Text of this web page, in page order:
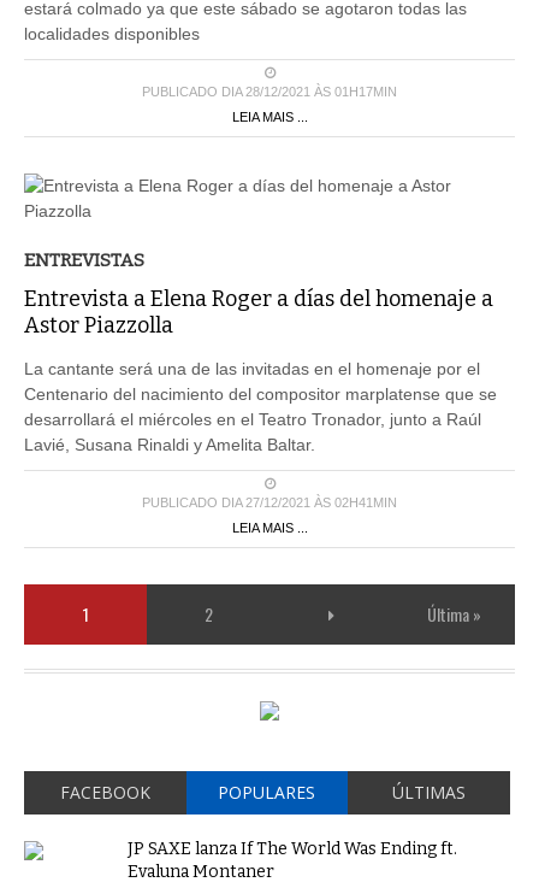
estará colmado ya que este sábado se agotaron todas las
localidades disponibles
PUBLICADO DIA 28/12/2021 ÀS 01H17MIN
LEIA MAIS ...
ENTREVISTAS
Entrevista a Elena Roger a días del homenaje a
Astor Piazzolla
La cantante será una de las invitadas en el homenaje por el
Centenario del nacimiento del compositor marplatense que se
desarrollará el miércoles en el Teatro Tronador, junto a Raúl
Lavié, Susana Rinaldi y Amelita Baltar.
PUBLICADO DIA 27/12/2021 ÀS 02H41MIN
LEIA MAIS ...
1 2 Última »
FACEBOOK POPULARES ÚLTIMAS
JP SAXE lanza If The World Was Ending ft.
Evaluna Montaner